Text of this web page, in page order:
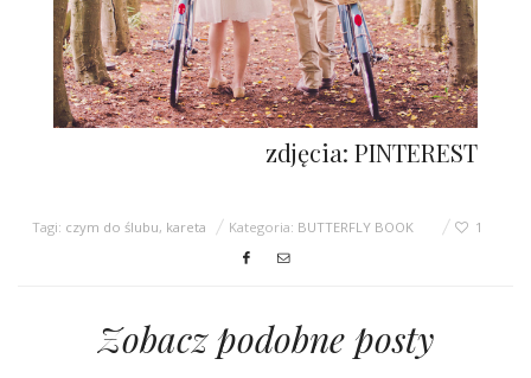
zdjęcia: PINTEREST
Tagi: czym do ślubu, kareta Kategoria: BUTTERFLY BOOK 1
Zobacz podobne posty